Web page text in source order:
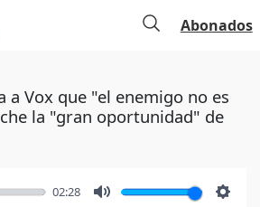
Abonados
a Vox que "el enemigo no es
la "gran oportunidad" de
02:28